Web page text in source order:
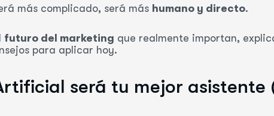
más complicado, será más humano y directo.
futuro del marketing que realmente importan,
para aplicar hoy.
será tu mejor asistente